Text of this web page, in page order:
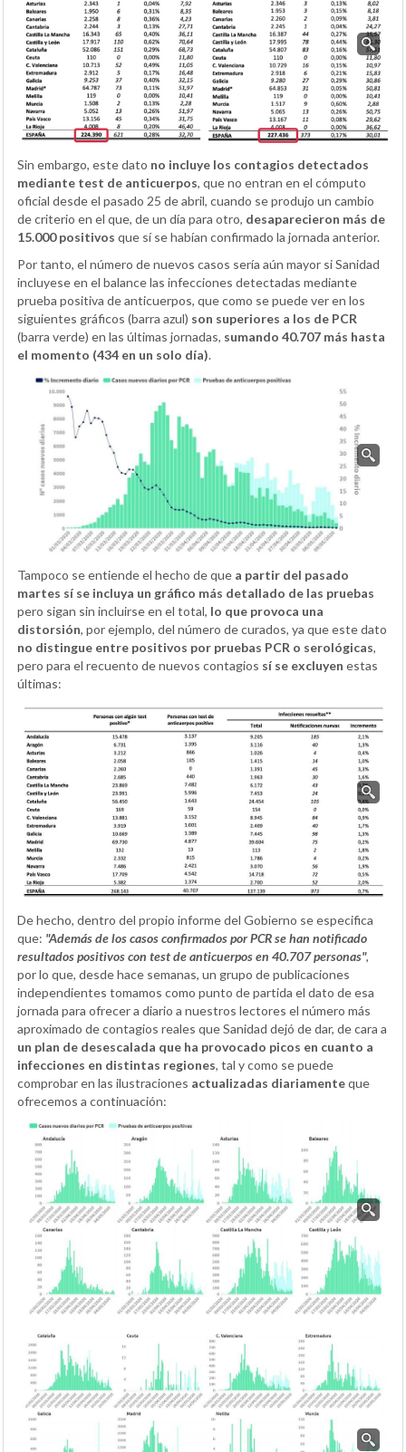
Sin embargo, este dato no incluye los contagios detectados
mediante test de anticuerpos, que no entran en el cómputo
oficial desde el pasado 25 de abril, cuando se produjo un cambio
de criterio en el que, de un día para otro, desaparecieron más de
15.000 positivos que sí se habían confirmado la jornada anterior.
Por tanto, el número de nuevos casos sería aún mayor si Sanidad
incluyese en el balance las infecciones detectadas mediante
prueba positiva de anticuerpos, que como se puede ver en los
siguientes gráficos (barra azul) son superiores a los de PCR
(barra verde) en las últimas jornadas, sumando 40.707 más hasta
el momento (434 en un solo día).
Tampoco se entiende el hecho de que a partir del pasado
martes sí se incluya un gráfico más detallado de las pruebas
pero sigan sin incluirse en el total, lo que provoca una
distorsión, por ejemplo, del número de curados, ya que este dato
no distingue entre positivos por pruebas PCR o serológicas,
pero para el recuento de nuevos contagios sí se excluyen estas
últimas:
De hecho, dentro del propio informe del Gobierno se especifica
que: "Además de los casos confirmados por PCR se han notificado
resultados positivos con test de anticuerpos en 40.707 personas",
por lo que, desde hace semanas, un grupo de publicaciones
independientes tomamos como punto de partida el dato de esa
jornada para ofrecer a diario a nuestros lectores el número más
aproximado de contagios reales que Sanidad dejó de dar, de cara a
un plan de desescalada que ha provocado picos en cuanto a
infecciones en distintas regiones, tal y como se puede
comprobar en las ilustraciones actualizadas diariamenteque
ofrecemos a continuación: